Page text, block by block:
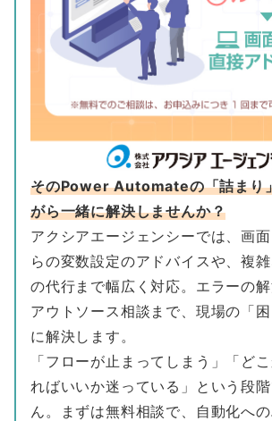
そのPower Automateの「詰まり
がら一緒に解決しませんか？
アクシアエージェンシーでは、画
らの変数設定のアドバイスや、複
の代行まで幅広く対応。エラーの
アウトソース相談まで、現場の「
に解決します。
「フローが止まってしまう」「ど
ればいいか迷っている」という段
ん。まずは無料相談で、自動化へ